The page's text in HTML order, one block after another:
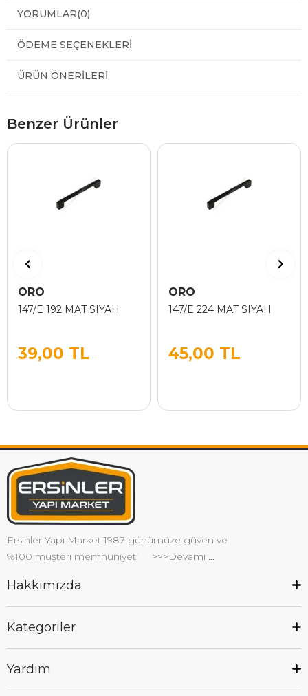
YORUMLAR(0)
ÖDEME SEÇENEKLERI
ÜRÜN ÖNERILERI
Benzer Ürünler
ORO
147/E 192 MAT SIYAH
39,00 TL
ORO
147/E 224 MAT SIYAH
45,00 TL
Ersinler Yapı Market 1987 günümüze güven ve
%100 müşteri memnuniyeti
>>>Devamı ...
Hakkımızda
Kategoriler
Yardım